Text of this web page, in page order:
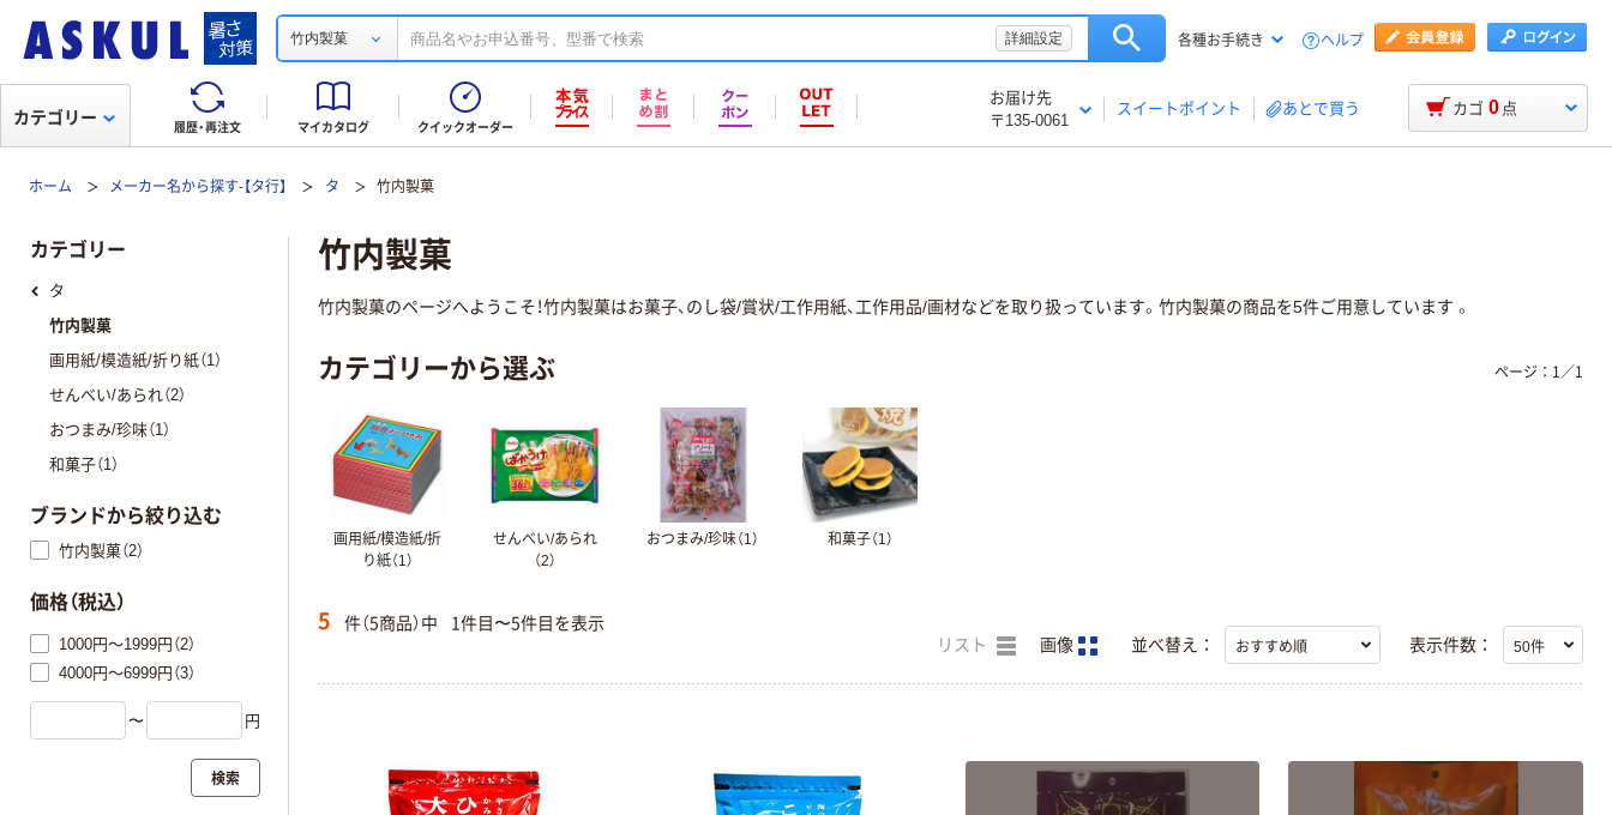
竹内製菓 詳細設定 各種お手続き ヘルプ
履歴・再注文 マイカタログ クイックオーダー
お届け先
〒135-0061
スイートポイント あとで買う
カテゴリー カゴ 0 点
ホーム メーカー名から探す-【タ行】 タ 竹内製菓
竹内製菓
竹内製菓のページへようこそ！竹内製菓はお菓子、のし袋/賞状/工作用紙、工作用品/画材などを取り扱っています。竹内製菓の商品を5件ご用意しています 。
カテゴリーから選ぶ
画用紙/模造紙/折
り紙（1）
せんべい/あられ
（2）
おつまみ/珍味（1） 和菓子（1）
ページ： 1 ／1
5 件（5商品）中 1件目〜5件目を表示
リスト 画像 並べ替え： 表示件数：
カテゴリー
タ
竹内製菓
画用紙/模造紙/折り紙（1）
せんべい/あられ（2）
おつまみ/珍味（1）
和菓子（1）
ブランドから絞り込む
竹内製菓（2）
価格（税込）
1000円～1999円（2）
4000円～6999円（3）
〜 円
検索